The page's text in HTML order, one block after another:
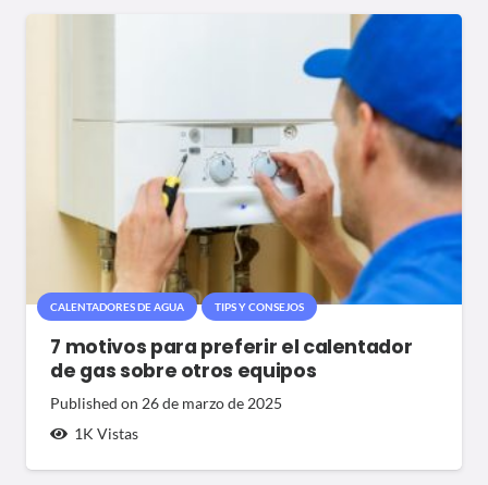
CALENTADORES DE AGUA TIPS Y CONSEJOS
7 motivos para preferir el calentador
de gas sobre otros equipos
Published on 26 de marzo de 2025
1K Vistas